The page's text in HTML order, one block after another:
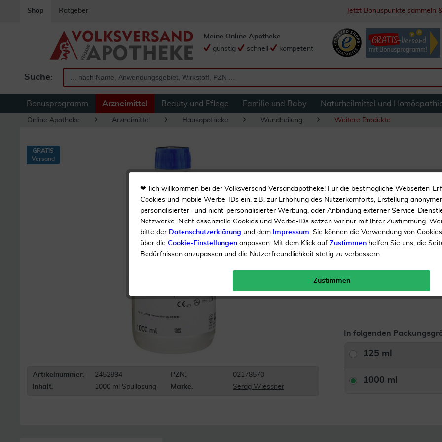
Shop Ratgeber Jetzt Bonuspunkte sammeln
Suche:
Meine Online Apotheke
günstig
schnell kompetent
Bonusprogramm Arzneimittel Beauty und Pflege Familie und Baby Naturheilmittel und
Online Apotheke Arzneimittel Hausapotheke Wundheilung Weitere Produkte
Lokale Wundspülung und
Wundreinigung
GRATIS
Versand
Artikelnummer: 2452894 PZN:
02178570
Inhalt:
1000 ml Spüllösung Marke: Serag Wiessner
Inhalt1000 ml Spüllösung
In folgenden
125 ml
1000 ml
❤-lich willkommen bei der Volksversand Versandapotheke! Für die bestmögliche Webseiten-
Cookies und mobile Werbe-IDs ein, z.B. zur Erhöhung des Nutzerkomforts, Erstellung
personalisierter- und nicht-personalisierter Werbung, oder Anbindung externer Service-
Netzwerke. Nicht essenzielle Cookies und Werbe-IDs setzen wir nur mit Ihrer Zustimmung.
bitte der Datenschutzerklärung und dem Impressum. Sie können die Verwendung von Cookies
über die Cookie-Einstellungen anpassen. Mit dem Klick auf Zustimmen helfen Sie uns, die
Bedürfnissen anzupassen und die Nutzerfreundlichkeit stetig zu verbessern.
Zustimmen